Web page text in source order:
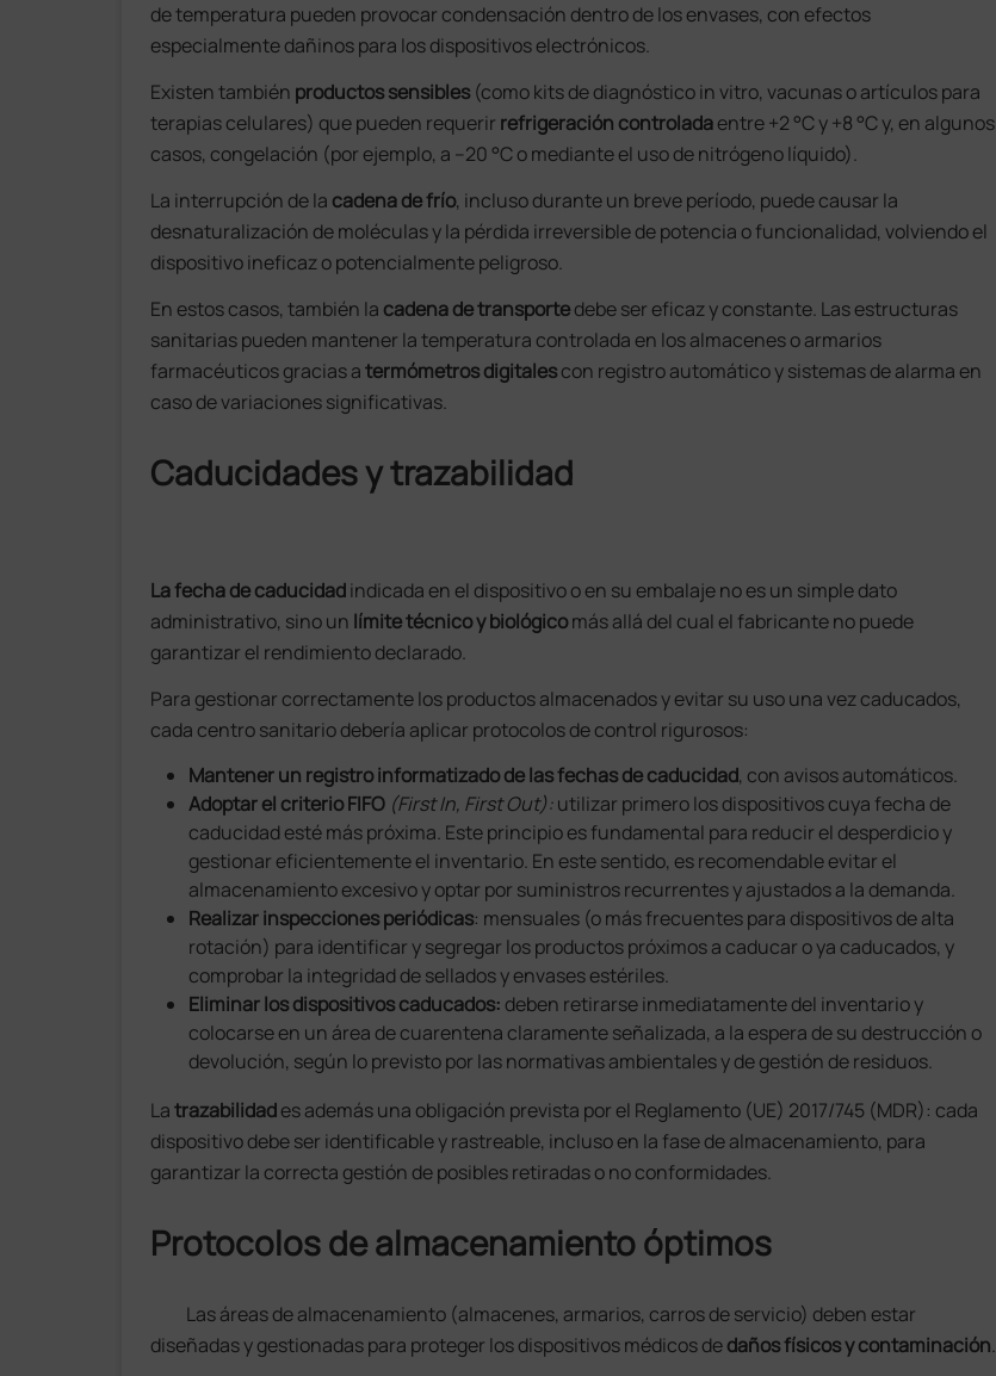
de temperatura pueden provocar condensación dentro de los envases, con efectos
especialmente dañinos para los dispositivos electrónicos.
Existen también productos sensibles (como kits de diagnóstico in vitro, vacunas o artículos para
terapias celulares) que pueden requerir refrigeración controladaentre +2 °C y +8 °C y, en algunos
casos, congelación (por ejemplo, a –20 °C o mediante el uso de nitrógeno líquido).
La interrupción de la cadena de frío, incluso durante un breve período, puede causar la
desnaturalización de moléculas y la pérdida irreversible de potencia o funcionalidad, volviendo el
dispositivo ineficaz o potencialmente peligroso.
En estos casos, también la cadena de transportedebe ser eficaz y constante. Las estructuras
sanitarias pueden mantener la temperatura controlada en los almacenes o armarios
farmacéuticos gracias atermómetros digitalescon registro automático y sistemas de alarma en
caso de variaciones significativas.
Caducidades y trazabilidad
La fecha de caducidadindicada en el dispositivo o en su embalaje no es un simple dato
administrativo, sino un límite técnico y biológicomás allá del cual el fabricante no puede
garantizar el rendimiento declarado.
Para gestionar correctamente los productos almacenados y evitar su uso una vez caducados,
cada centro sanitario debería aplicar protocolos de control rigurosos:
Mantener un registro informatizado de las fechas de caducidad, con avisos automáticos.
Adoptar el criterio FIFO (First In, First Out):utilizar primero los dispositivos cuya fecha de
caducidad esté más próxima. Este principio es fundamental para reducir el desperdicio y
gestionar eficientemente el inventario. En este sentido, es recomendable evitar el
almacenamiento excesivo y optar por suministros recurrentes y ajustados a la demanda.
Realizar inspecciones periódicas: mensuales (o más frecuentes para dispositivos de alta
rotación) para identificar y segregar los productos próximos a caducar o ya caducados, y
comprobar la integridad de sellados y envases estériles.
Eliminar los dispositivos caducados: deben retirarse inmediatamente del inventario y
colocarse en un área de cuarentena claramente señalizada, a la espera de su destrucción o
devolución, según lo previsto por las normativas ambientales y de gestión de residuos.
Latrazabilidades además una obligación prevista por el Reglamento (UE) 2017/745 (MDR): cada
dispositivo debe ser identificable y rastreable, incluso en la fase de almacenamiento, para
garantizar la correcta gestión de posibles retiradas o no conformidades.
Protocolos de almacenamiento óptimos
Las áreas de almacenamiento (almacenes, armarios, carros de servicio) deben estar
diseñadas y gestionadas para proteger los dispositivos médicos dedaños físicos y contaminación.